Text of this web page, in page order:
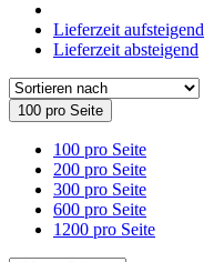
Lieferzeit aufsteigend
Lieferzeit absteigend
100 pro Seite
100 pro Seite
200 pro Seite
300 pro Seite
600 pro Seite
1200 pro Seite